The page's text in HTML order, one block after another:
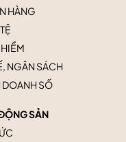
HÀNG
NGÂN SÁCH
DOANH SỐ
SẢN